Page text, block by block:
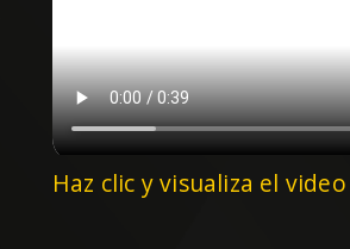
Haz clic y visualiza el video